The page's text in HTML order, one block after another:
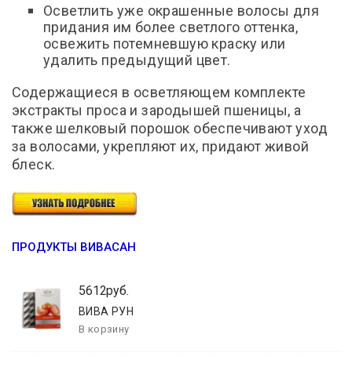
Осветлить уже окрашенные волосы для
придания им более светлого оттенка,
освежить потемневшую краску или
удалить предыдущий цвет.
Содержащиеся в осветляющем комплекте
экстракты проса и зародышей пшеницы, а
также шелковый порошок обеспечивают уход
за волосами, укрепляют их, придают живой
блеск.
ПРОДУКТЫ ВИВАСАН
5612руб.
ВИВА РУН